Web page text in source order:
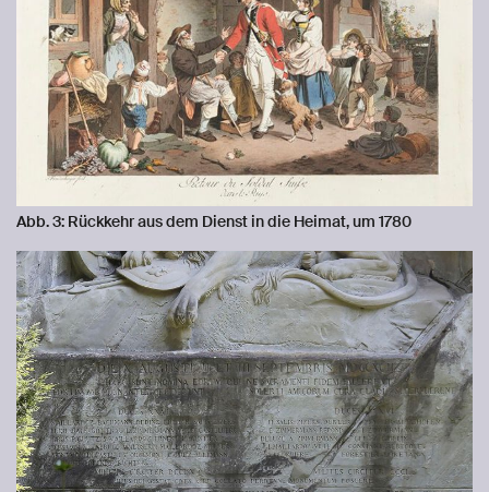
Abb. 3: Rückkehr aus dem Dienst in die Heimat, um 1780